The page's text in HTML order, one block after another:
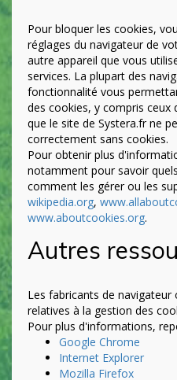
Pour bloquer les cookies,
réglages du navigateur de
autre appareil que vous
services. La plupart des
fonctionnalité vous
des cookies, y compris ceux
que le site de Systera.fr ne
correctement sans cookies.
Pour obtenir plus
notamment pour savoir
comment les gérer ou les
wikipedia.org,
www.aboutcookies.org.
Autres
Les fabricants de
relatives à la gestion des
Pour plus d'informations,
Google Chrome
Internet Explorer
Mozilla Firefox